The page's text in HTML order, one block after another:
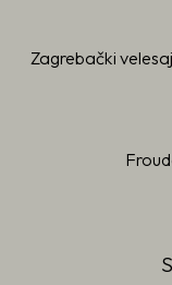
Zagrebački